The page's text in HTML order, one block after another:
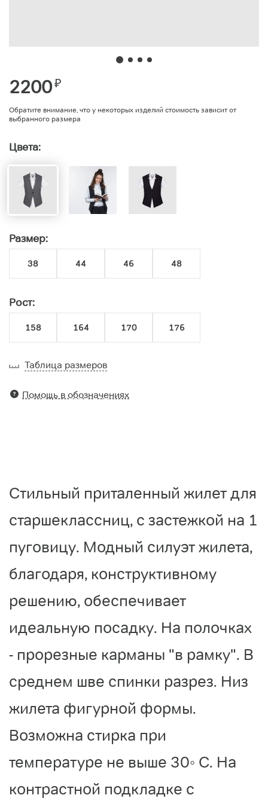
2200₽
Обратите внимание, что у некоторых изделий стоимость зависит от
выбранного размера
Цвета:
Размер:
38 44 46 48
Рост:
158 164 170 176
Таблица размеров
Помощь в обозначениях
Стильный приталенный жилет для
старшеклассниц, с застежкой на 1
пуговицу. Модный силуэт жилета,
благодаря, конструктивному
решению, обеспечивает
идеальную посадку. На полочках
- прорезные карманы "в рамку". В
среднем шве спинки разрез. Низ
жилета фигурной формы.
Возможна стирка при
температуре не выше 30◦ С. На
контрастной подкладке с